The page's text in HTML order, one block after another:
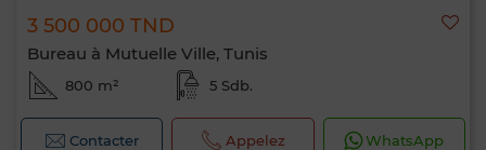
3 500 000 TND
Bureau à Mutuelle Ville, Tunis
800 m² 5 Sdb.
Contacter Appelez WhatsApp